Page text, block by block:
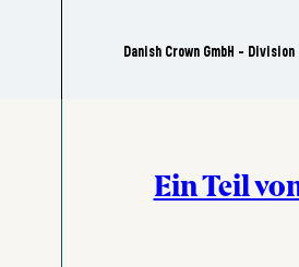
Danish Crown GmbH -
Ein Teil